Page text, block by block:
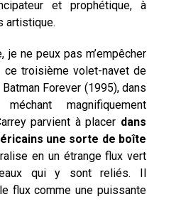
et prophétique, à
artistique.
je ne peux pas m’empêcher
troisième volet-navet de
Forever (1995), dans
magnifiquement
parvient à placer dans
une sorte de boîte
en un étrange flux vert
qui y sont reliés. Il
flux comme une puissante